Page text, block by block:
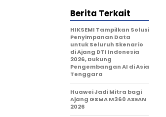
Berita Terkait
HIKSEMI Tampilkan Solusi
Penyimpanan Data
untuk Seluruh Skenario
di Ajang DTI Indonesia
2026, Dukung
Pengembangan AI di Asia
Tenggara
Huawei Jadi Mitra bagi
Ajang GSMA M360 ASEAN
2026